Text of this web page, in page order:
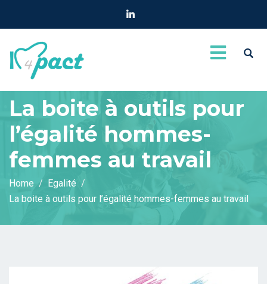
La boite à outils pour
l’égalité hommes-
femmes au travail
Home
Egalité
La boite à outils pour l’égalité hommes-femmes au travail